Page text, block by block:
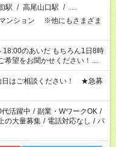
)駅 / 高尾山口駅 / …
マンション ※他にもさまざま
のあいだ もちろん1日8時
希望をお聞かせください！★家
慮なくご相談ください。 ※
す
日はご相談ください！ ★急募
活躍中 / 副業・WワークOK /
の大量募集 / 電話対応なし / パ